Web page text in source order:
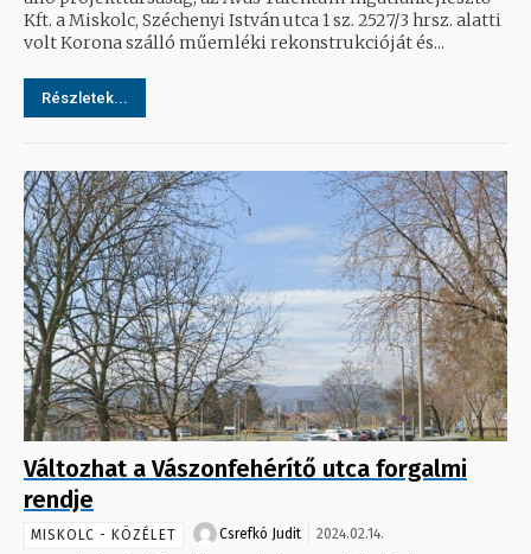
Kft. a Miskolc, Széchenyi István utca 1 sz. 2527/3 hrsz. alatti
volt Korona szálló műemléki rekonstrukcióját és...
Részletek...
Változhat a Vászonfehérítő utca forgalmi
rendje
MISKOLC - KÖZÉLET Csrefkó Judit 2024.02.14.